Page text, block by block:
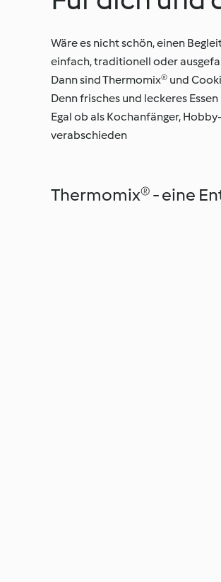
Wäre es nicht schön, einen
einfach, traditionell oder
Dann sind Thermomix® und
Denn frisches und leckeres
Egal ob als Kochanfänger,
verabschieden
Thermomix® - eine